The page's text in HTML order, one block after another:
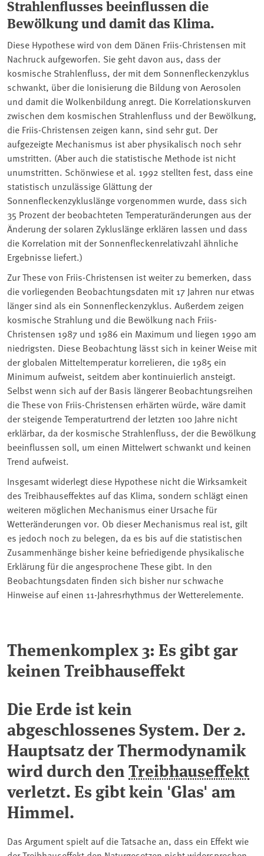
Strahlenflusses beeinflussen die
Bewölkung und damit das Klima.
Diese Hypothese wird von dem Dänen Friis-Christensen mit
Nachruck aufgeworfen. Sie geht davon aus, dass der
kosmische Strahlenfluss, der mit dem Sonnenfleckenzyklus
schwankt, über die Ionisierung die Bildung von Aerosolen
und damit die Wolkenbildung anregt. Die Korrelationskurven
zwischen dem kosmischen Strahlenfluss und der Bewölkung,
die Friis-Christensen zeigen kann, sind sehr gut. Der
aufgezeigte Mechanismus ist aber physikalisch noch sehr
umstritten. (Aber auch die statistische Methode ist nicht
unumstritten. Schönwiese et al. 1992 stellten fest, dass eine
statistisch unzulässige Glättung der
Sonnenfleckenzykluslänge vorgenommen wurde, dass sich
35 Prozent der beobachteten Temperaturänderungen aus der
Änderung der solaren Zykluslänge erklären lassen und dass
die Korrelation mit der Sonnenfleckenrelativzahl ähnliche
Ergebnisse liefert.)
Zur These von Friis-Christensen ist weiter zu bemerken, dass
die vorliegenden Beobachtungsdaten mit 17 Jahren nur etwas
länger sind als ein Sonnenfleckenzyklus. Außerdem zeigen
kosmische Strahlung und die Bewölkung nach Friis-
Christensen 1987 und 1986 ein Maximum und liegen 1990 am
niedrigsten. Diese Beobachtung lässt sich in keiner Weise mit
der globalen Mitteltemperatur korrelieren, die 1985 ein
Minimum aufweist, seitdem aber kontinuierlich ansteigt.
Selbst wenn sich auf der Basis längerer Beobachtungsreihen
die These von Friis-Christensen erhärten würde, wäre damit
der steigende Temperaturtrend der letzten 100 Jahre nicht
erklärbar, da der kosmische Strahlenfluss, der die Bewölkung
beeinflussen soll, um einen Mittelwert schwankt und keinen
Trend aufweist.
Insgesamt widerlegt diese Hypothese nicht die Wirksamkeit
des Treibhauseffektes auf das Klima, sondern schlägt einen
weiteren möglichen Mechanismus einer Ursache für
Wetteränderungen vor. Ob dieser Mechanismus real ist, gilt
es jedoch noch zu belegen, da es bis auf die statistischen
Zusammenhänge bisher keine befriedigende physikalische
Erklärung für die angesprochene These gibt. In den
Beobachtungsdaten finden sich bisher nur schwache
Hinweise auf einen 11-Jahresrhythmus der Wetterelemente.
Themenkomplex 3: Es gibt gar
keinen Treibhauseffekt
Die Erde ist kein
abgeschlossenes System. Der 2.
Hauptsatz der Thermodynamik
wird durch denTreibhauseffekt
verletzt. Es gibt kein 'Glas' am
Himmel.
Das Argument spielt auf die Tatsache an, dass ein Effekt wie